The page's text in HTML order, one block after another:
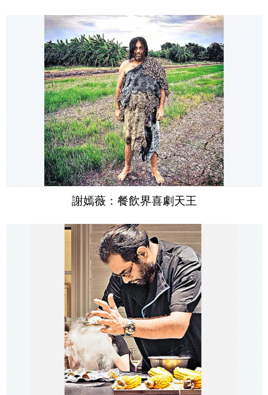
謝嫣薇：餐飲界喜劇天王